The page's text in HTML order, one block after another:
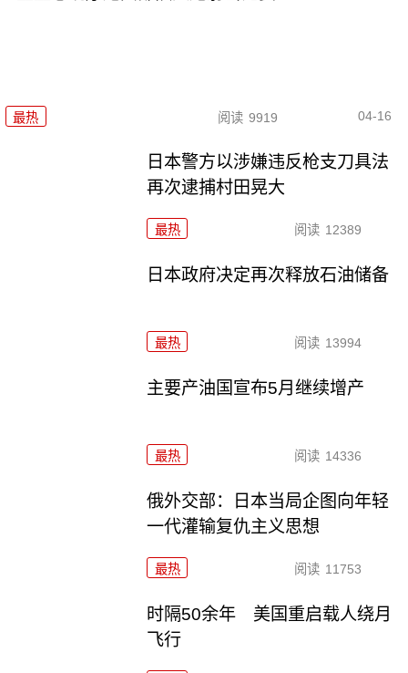
最热 阅读 9919 04-16
日本警方以涉嫌违反枪支刀具法
再次逮捕村田晃大
最热 阅读 12389
日本政府决定再次释放石油储备
最热 阅读 13994
主要产油国宣布5月继续增产
最热 阅读 14336
俄外交部：日本当局企图向年轻
一代灌输复仇主义思想
最热 阅读 11753
时隔50余年 美国重启载人绕月
飞行